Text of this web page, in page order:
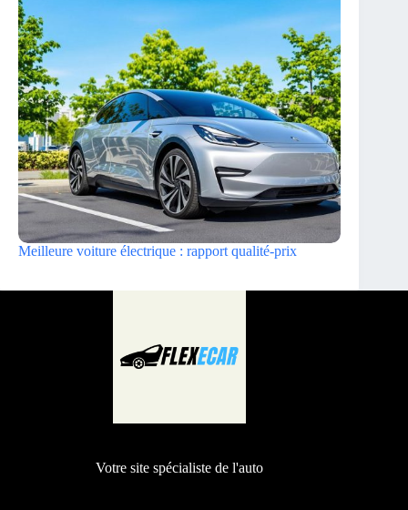
Meilleure voiture électrique : rapport qualité-prix
Votre site spécialiste de l'auto